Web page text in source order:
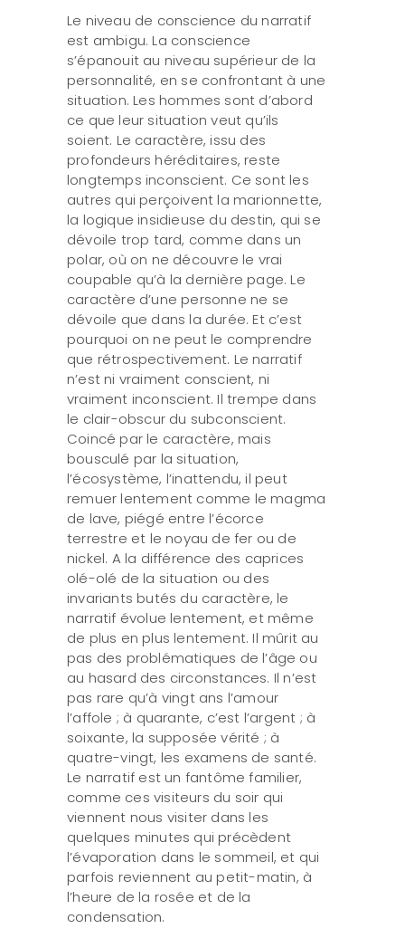
Le niveau de conscience du narratif
est ambigu. La conscience
s’épanouit au niveau supérieur de la
personnalité, en se confrontant à une
situation. Les hommes sont d’abord
ce que leur situation veut qu’ils
soient. Le caractère, issu des
profondeurs héréditaires, reste
longtemps inconscient. Ce sont les
autres qui perçoivent la marionnette,
la logique insidieuse du destin, qui se
dévoile trop tard, comme dans un
polar, où on ne découvre le vrai
coupable qu’à la dernière page. Le
caractère d’une personne ne se
dévoile que dans la durée. Et c’est
pourquoi on ne peut le comprendre
que rétrospectivement. Le narratif
n’est ni vraiment conscient, ni
vraiment inconscient. Il trempe dans
le clair-obscur du subconscient.
Coincé par le caractère, mais
bousculé par la situation,
l’écosystème, l’inattendu, il peut
remuer lentement comme le magma
de lave, piégé entre l’écorce
terrestre et le noyau de fer ou de
nickel. A la différence des caprices
olé-olé de la situation ou des
invariants butés du caractère, le
narratif évolue lentement, et même
de plus en plus lentement. Il mûrit au
pas des problématiques de l’âge ou
au hasard des circonstances. Il n’est
pas rare qu’à vingt ans l’amour
l’affole ; à quarante, c’est l’argent ; à
soixante, la supposée vérité ; à
quatre-vingt, les examens de santé.
Le narratif est un fantôme familier,
comme ces visiteurs du soir qui
viennent nous visiter dans les
quelques minutes qui précèdent
l’évaporation dans le sommeil, et qui
parfois reviennent au petit-matin, à
l’heure de la rosée et de la
condensation.